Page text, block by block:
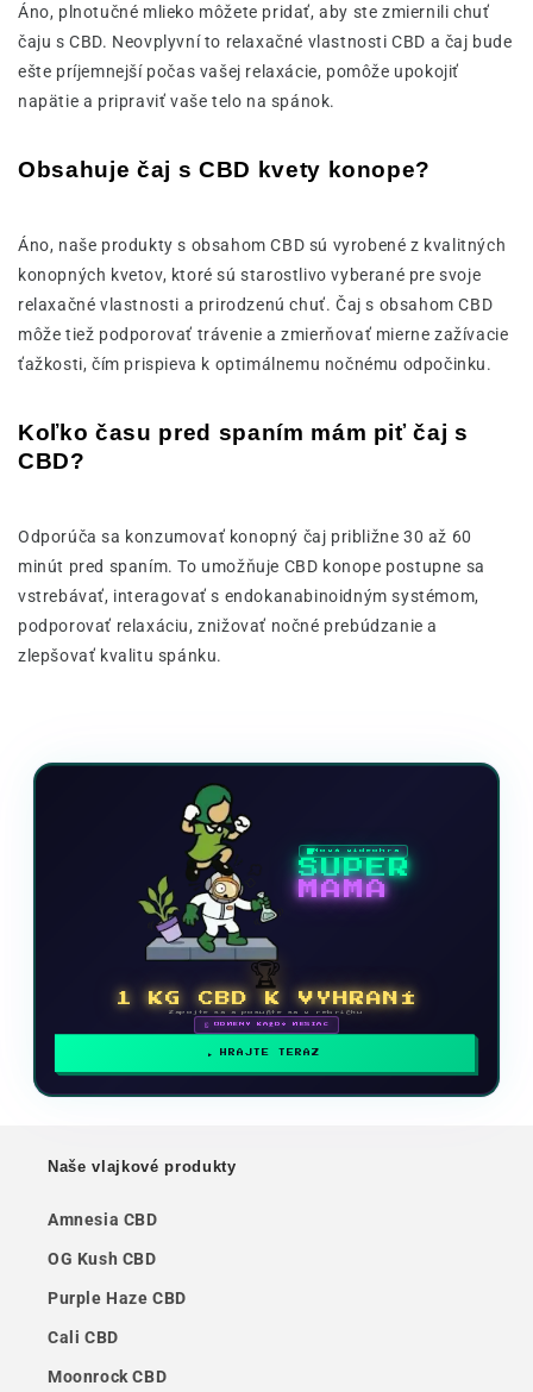
Áno, plnotučné mlieko môžete pridať, aby ste zmiernili chuť
čaju s CBD. Neovplyvní to relaxačné vlastnosti CBD a čaj bude
ešte príjemnejší počas vašej relaxácie, pomôže upokojiť
napätie a pripraviť vaše telo na spánok.
Obsahuje čaj s CBD kvety konope?
Áno, naše produkty s obsahom CBD sú vyrobené z kvalitných
konopných kvetov, ktoré sú starostlivo vyberané pre svoje
relaxačné vlastnosti a prirodzenú chuť. Čaj s obsahom CBD
môže tiež podporovať trávenie a zmierňovať mierne zažívacie
ťažkosti, čím prispieva k optimálnemu nočnému odpočinku.
Koľko času pred spaním mám piť čaj s
CBD?
Odporúča sa konzumovať konopný čaj približne 30 až 60
minút pred spaním. To umožňuje CBD konope postupne sa
vstrebávať, interagovať s endokanabinoidným systémom,
podporovať relaxáciu, znižovať nočné prebúdzanie a
zlepšovať kvalitu spánku.
Nová videohra
SUPER
MAMA
🏆
1 KG CBD K VYHRANÍ
Zapojte sa a posuňte sa v rebríčku
🗓 ODMENY KAŽDÝ MESIAC
HRAJTE TERAZ
Naše vlajkové produkty
Amnesia CBD
OG Kush CBD
Purple Haze CBD
Cali CBD
Moonrock CBD